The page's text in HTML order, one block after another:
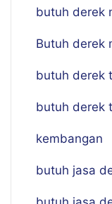
butuh derek
Butuh derek
butuh derek
butuh derek
kembangan
butuh jasa